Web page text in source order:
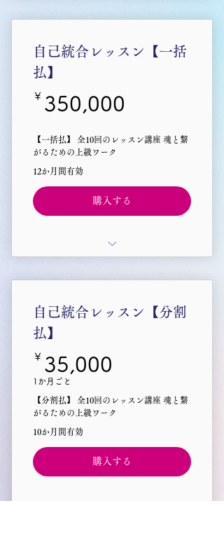
自己統合レッスン【一括
払】
￥ 350,000
【一括払】 全10回のレッスン講座 魂と繋
がるための上級ワーク
12か月間有効
購入する
自己統合レッスン【分割
払】
￥ 35,000
1か月ごと
【分割払】 全10回のレッスン講座 魂と繋
がるための上級ワーク
10か月間有効
購入する